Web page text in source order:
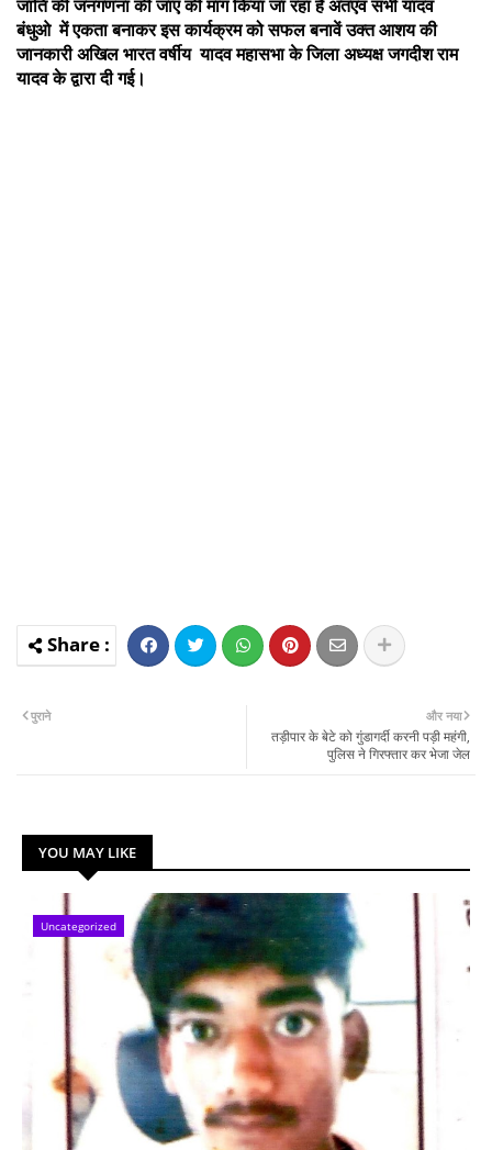
जाति की जनगणना की जाए की मांग किया जा रहा है अतएव सभी यादव
बंधुओ में एकता बनाकर इस कार्यक्रम को सफल बनावें उक्त आशय की
जानकारी अखिल भारत वर्षीय यादव महासभा के जिला अध्यक्ष जगदीश राम
यादव के द्वारा दी गई।
और नया
तड़ीपार के बेटे को गुंडागर्दी करनी पड़ी महंगी,
पुलिस ने गिरफ्तार कर भेजा जेल
पुराने
YOU MAY LIKE
Uncategorized